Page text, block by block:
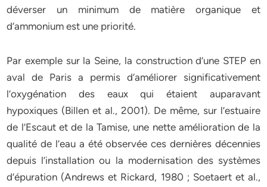
déverser un minimum de matière organique et
d’ammonium est une priorité.
Par exemple sur la Seine, la construction d’une STEP en
aval de Paris a permis d’améliorer significativement
l’oxygénation des eaux qui étaient auparavant
hypoxiques (Billen et al., 2001). De même, sur l’estuaire
de l’Escaut et de la Tamise, une nette amélioration de la
qualité de l’eau a été observée ces dernières décennies
depuis l’installation ou la modernisation des systèmes
d’épuration (Andrews et Rickard, 1980 ; Soetaert et al.,